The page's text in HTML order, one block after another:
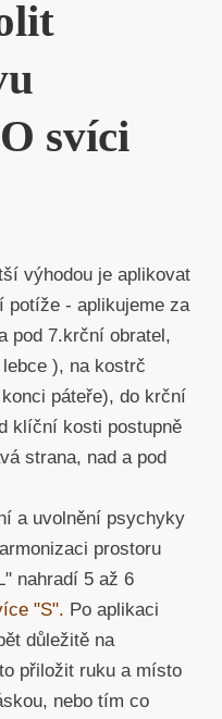
svíci
výhodou je aplikovat
potíže - aplikujeme za
pod 7.krční obratel,
), na kostrč
páteře), do krční
klíční kosti postupně
strana, nad a pod
a uvolnění psychyky
prostoru
nahradí 5 až 6
"S". Po aplikaci
důležitě na
přiložit ruku a místo
nebo tím co